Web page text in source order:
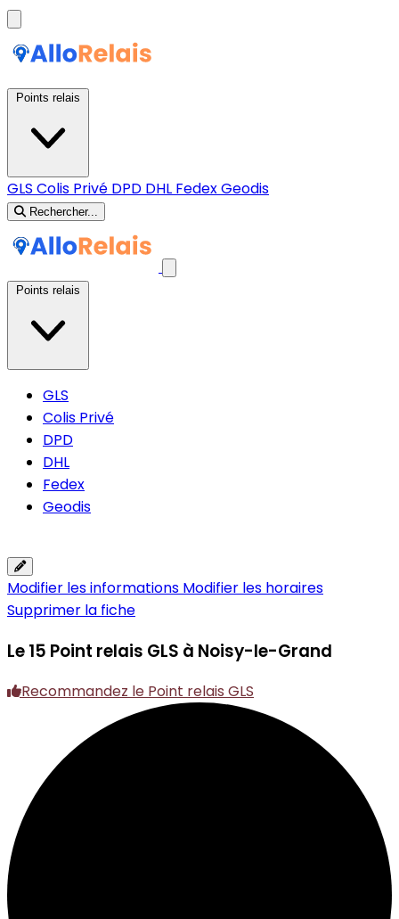
GLS Colis Privé DPD DHL FedexGeodis
Rechercher...
GLS
Colis Privé
DPD
DHL
Fedex
Geodis
Modifier les informations Modifier les horaires
Supprimer la fiche
Le 15 Point relais GLS à Noisy-le-Grand
Recommandez le Point relais GLS